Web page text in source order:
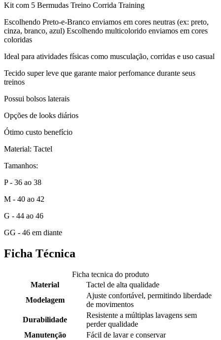
Kit com 5 Bermudas Treino Corrida Training
Escolhendo Preto-e-Branco enviamos em cores neutras (ex: preto,
cinza, branco, azul) Escolhendo multicolorido enviamos em cores
coloridas
Ideal para atividades físicas como musculação, corridas e uso casual
Tecido super leve que garante maior perfomance durante seus
treinos
Possui bolsos laterais
Opções de looks diários
Ótimo custo benefício
Material: Tactel
Tamanhos:
P - 36 ao 38
M - 40 ao 42
G - 44 ao 46
GG - 46 em diante
Ficha Técnica
Ficha tecnica do produto
Material
Tactel de alta qualidade
Modelagem
Ajuste confortável, permitindo liberdade
de movimentos
Durabilidade
Resistente a múltiplas lavagens sem
perder qualidade
Manutenção
Fácil de lavar e conservar